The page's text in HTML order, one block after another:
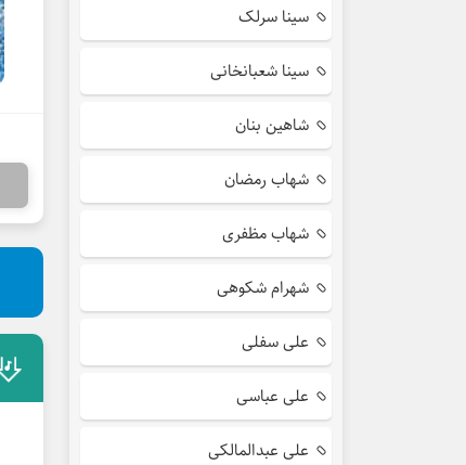
سینا سرلک
سینا شعبانخانی
شاهین بنان
شهاب رمضان
شهاب مظفری
شهرام شکوهی
علی سفلی
علی عباسی
علی عبدالمالکی